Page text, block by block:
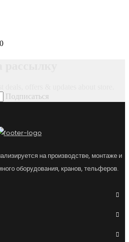
Подписаться
на производстве, монтаже и
оборудования, кранов, тельферов.